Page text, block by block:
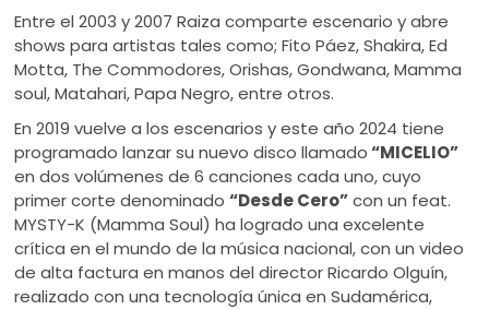
Entre el 2003 y 2007 Raiza comparte escenario y abre
shows para artistas tales como; Fito Páez, Shakira, Ed
Motta, The Commodores, Orishas, Gondwana, Mamma
soul, Matahari, Papa Negro, entre otros.
En 2019 vuelve a los escenarios y este año 2024 tiene
programado lanzar su nuevo disco llamado“MICELIO”
en dos volúmenes de 6 canciones cada uno, cuyo
primer corte denominado“Desde Cero”con un feat.
MYSTY-K (Mamma Soul) ha logrado una excelente
crítica en el mundo de la música nacional, con un video
de alta factura en manos del director Ricardo Olguín,
realizado con una tecnología única en Sudamérica,